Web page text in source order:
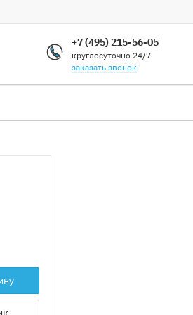
+7 (495) 215-56-05
круглосуточно 24/7
заказать звонок